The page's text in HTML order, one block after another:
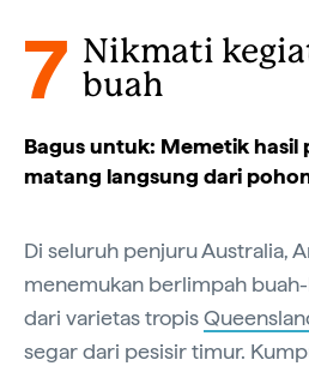
7 Nikmati
buah
Bagus untuk: Memetik hasil
matang langsung dari
Di seluruh penjuru Australia,
menemukan berlimpah
dari varietas tropis
segar dari pesisir timur.